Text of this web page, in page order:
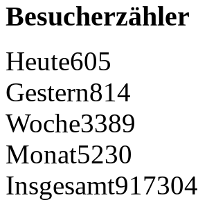
Besucherzähler
Heute605
Gestern814
Woche3389
Monat5230
Insgesamt917304